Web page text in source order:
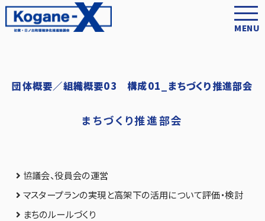
団体概要／組織概要03 構成01_まちづくり推進部会
まちづくり推進部会
協議会、役員会の運営
マスタープランの実現と高架下の活用について評価・検討
まちのルールづくり
MENU